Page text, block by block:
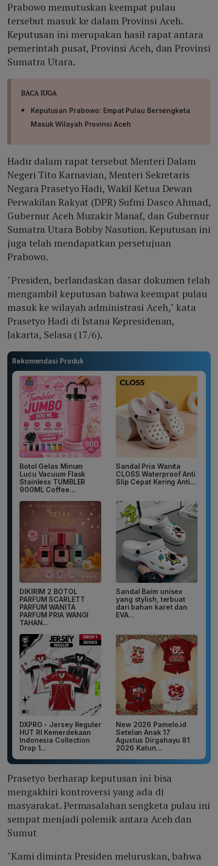
Prabowo memutuskan keempat pulau
tersebut masuk ke dalam Provinsi Aceh.
Keputusan ini merupakan hasil rapat antara
pemerintah pusat, Provinsi Aceh, dan Provinsi
Sumatra Utara.
BACA JUGA
Keputusan Prabowo: Empat Pulau Bersengketa
Masuk Wilayah Provinsi Aceh
Hadir dalam rapat tersebut Menteri Dalam
Negeri Tito Karnavian, Menteri Sekretaris
Negara Prasetyo Hadi, Wakil Ketua Dewan
Perwakilan Rakyat (DPR) Sufmi Dasco Ahmad,
Gubernur Aceh Muzakir Manaf, dan Gubernur
Sumatra Utara Bobby Nasution. Keputusan ini
juga telah mendapatkan persetujuan
Prabowo.
"Presiden, berlandaskan dasar dokumen telah
mengambil keputusan bahwa keempat pulau
masuk ke wilayah administrasi Aceh," kata
Prasetyo Hadi di Istana Kepresidenan,
Jakarta, Selasa (17/6).
Rekomendasi Produk
Botol Gelas Minum
Lucu Vacuum Flask
Stainless TUMBLER
900ML Coffee...
Sandal Pria Wanita
CLOSS Waterproof Anti
Slip Cepat Kering Anti...
DIKIRIM 2 BOTOL
PARFUM SCARLETT
PARFUM WANITA
PARFUM PRIA WANGI
TAHAN...
Sandal Baim unisex
yang stylish, terbuat
dari bahan karet dan
EVA...
DXPRO - Jersey Reguler
HUT RI Kemerdekaan
Indonesia Collection
Drop 1...
New 2026 Pamelo.id
Setelan Anak 17
Agustus Dirgahayu 81
2026 Katun...
Prasetyo berharap keputusan ini bisa
mengakhiri kontroversi yang ada di
masyarakat. Permasalahan sengketa pulau ini
sempat menjadi polemik antara Aceh dan
Sumut
"Kami diminta Presiden meluruskan, bahwa